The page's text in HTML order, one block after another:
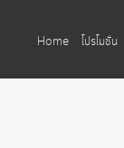
Home
โปรโมชั่น